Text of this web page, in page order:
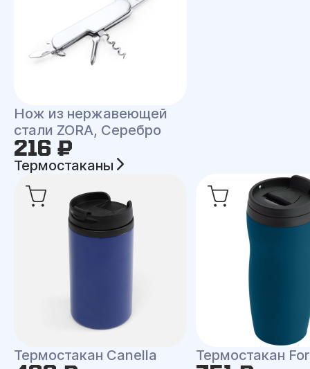
Нож из нержавеющей
стали ZORA, Серебро
216 ₽
Термостаканы
Термостакан Canella Термостакан